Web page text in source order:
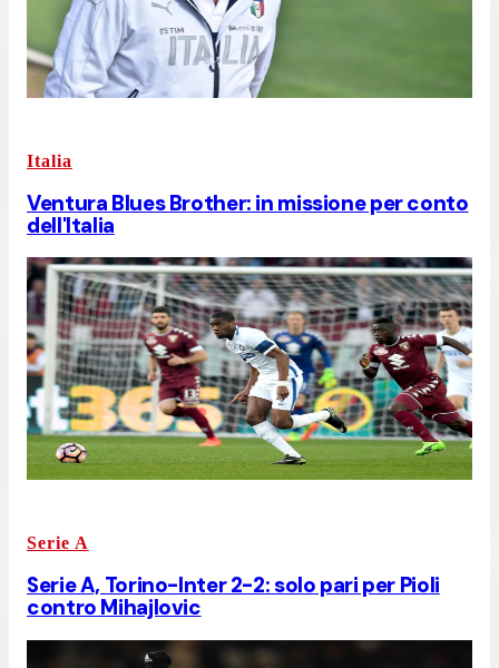
Italia
Ventura Blues Brother: in missione per conto
dell'Italia
Serie A
Serie A, Torino-Inter 2-2: solo pari per Pioli
contro Mihajlovic